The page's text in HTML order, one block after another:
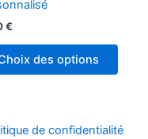
€
des options
de confidentialité